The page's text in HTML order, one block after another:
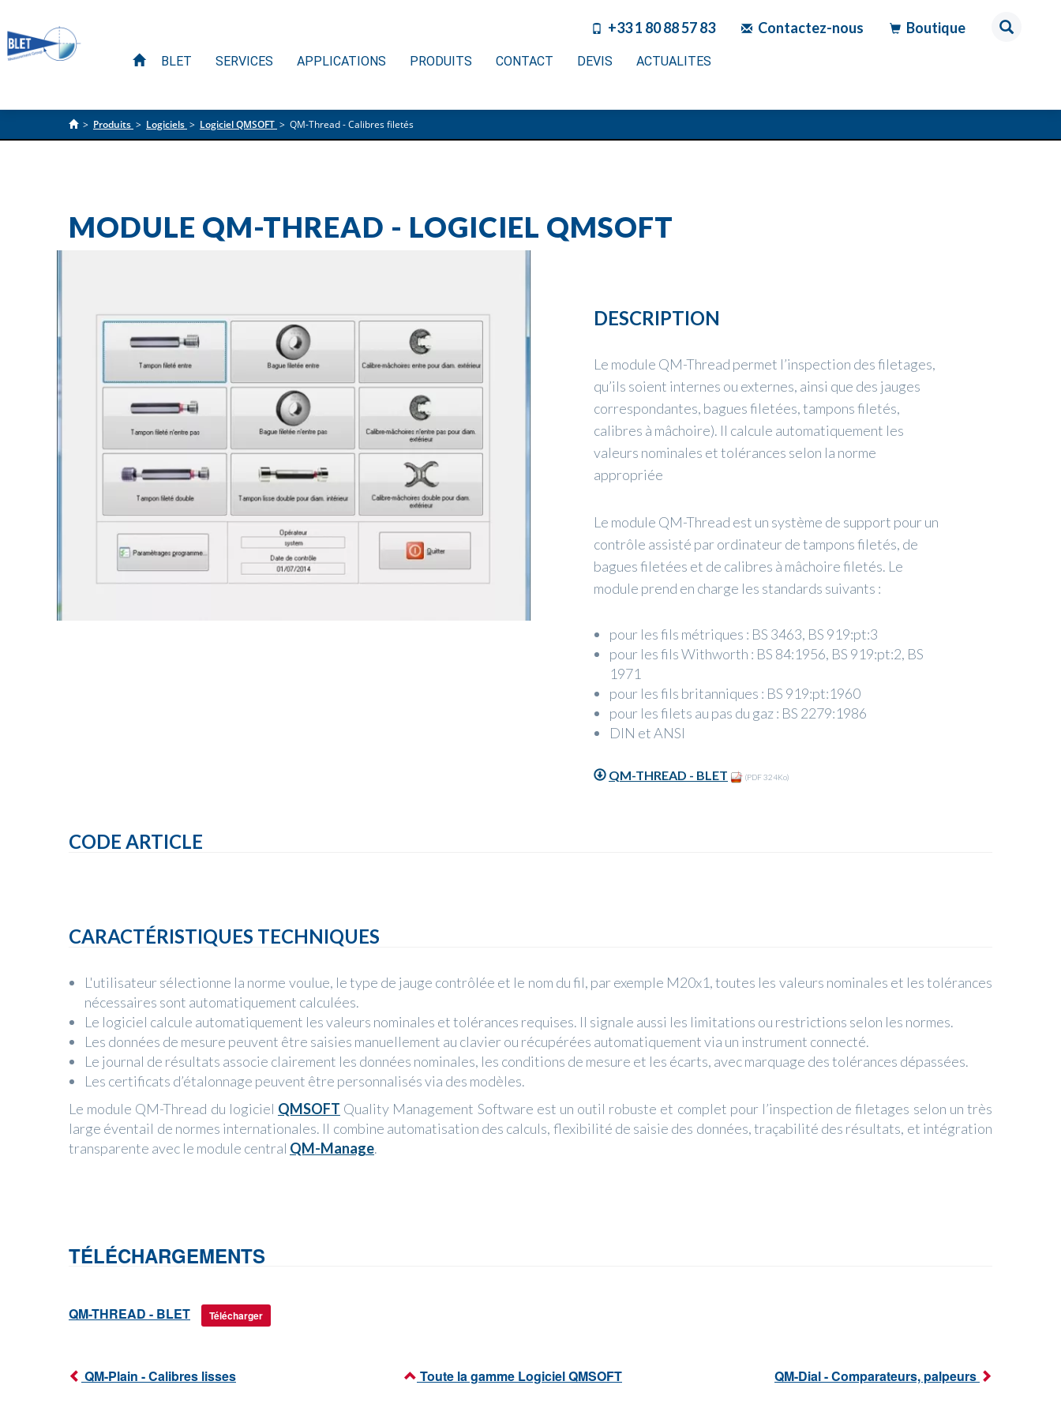
+33 1 80 88 57 83 Contactez-nous Boutique
BLET SERVICES APPLICATIONS PRODUITS CONTACT DEVIS ACTUALITES
> Produits > Logiciels > Logiciel QMSOFT > QM-Thread - Calibres filetés
MODULE QM-THREAD - LOGICIEL QMSOFT
DESCRIPTION
Le module QM-Thread permet l’inspection des filetages,
qu’ils soient internes ou externes, ainsi que des jauges
correspondantes, bagues filetées, tampons filetés,
calibres à mâchoire). Il calcule automatiquement les
valeurs nominales et tolérances selon la norme
appropriée
Le module QM-Thread est un système de support pour un
contrôle assisté par ordinateur de tampons filetés, de
bagues filetées et de calibres à mâchoire filetés. Le
module prend en charge les standards suivants :
pour les fils métriques : BS 3463, BS 919:pt:3
pour les fils Withworth : BS 84:1956, BS 919:pt:2, BS
1971
pour les fils britanniques : BS 919:pt:1960
pour les filets au pas du gaz : BS 2279:1986
DIN et ANSI
QM-THREAD - BLET (PDF 324Ko)
CODE ARTICLE
CARACTÉRISTIQUES TECHNIQUES
L'utilisateur sélectionne la norme voulue, le type de jauge contrôlée et le nom du fil, par exemple M20x1, toutes les valeurs nominales et les tolérances
nécessaires sont automatiquement calculées.
Le logiciel calcule automatiquement les valeurs nominales et tolérances requises. Il signale aussi les limitations ou restrictions selon les normes.
Les données de mesure peuvent être saisies manuellement au clavier ou récupérées automatiquement via un instrument connecté.
Le journal de résultats associe clairement les données nominales, les conditions de mesure et les écarts, avec marquage des tolérances dépassées.
Les certificats d’étalonnage peuvent être personnalisés via des modèles.
Le module QM-Thread du logiciel QMSOFT Quality Management Software est un outil robuste et complet pour l’inspection de filetages selon un très
large éventail de normes internationales. Il combine automatisation des calculs, flexibilité de saisie des données, traçabilité des résultats, et intégration
transparente avec le module central QM-Manage.
TÉLÉCHARGEMENTS
QM-THREAD - BLET Télécharger
QM-Plain - Calibres lisses Toute la gamme Logiciel QMSOFT QM-Dial - Comparateurs, palpeurs